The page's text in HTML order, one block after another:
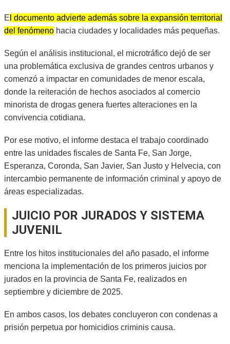
E l documento advierte además sobre la expansión territorial
del fenómeno hacia ciudades y localidades más pequeñas.
Según el análisis institucional, el microtráfico dejó de ser
una problemática exclusiva de grandes centros urbanos y
comenzó a impactar en comunidades de menor escala,
donde la reiteración de hechos asociados al comercio
minorista de drogas genera fuertes alteraciones en la
convivencia cotidiana.
Por ese motivo, el informe destaca el trabajo coordinado
entre las unidades fiscales de Santa Fe, San Jorge,
Esperanza, Coronda, San Javier, San Justo y Helvecia, con
intercambio permanente de información criminal y apoyo de
áreas especializadas.
JUICIO POR JURADOS Y SISTEMA
JUVENIL
Entre los hitos institucionales del año pasado, el informe
menciona la implementación de los primeros juicios por
jurados en la provincia de Santa Fe, realizados en
septiembre y diciembre de 2025.
En ambos casos, los debates concluyeron con condenas a
prisión perpetua por homicidios criminis causa.